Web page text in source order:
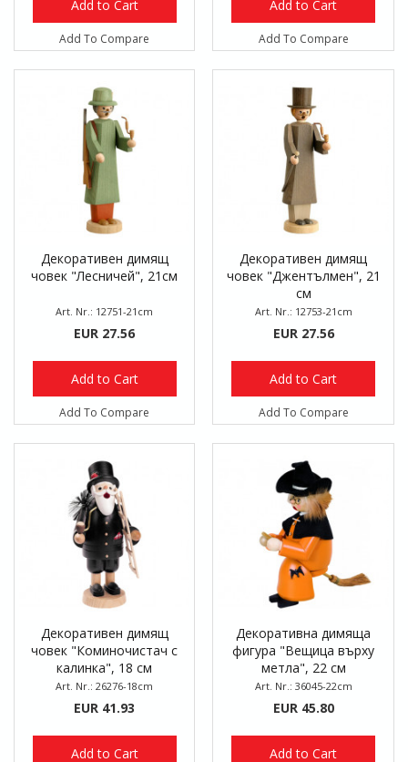
Add to Cart
Add To Compare
Add to Cart
Add To Compare
Декоративен димящ
човек "Лесничей", 21см
Art. Nr.: 12751-21cm
EUR 27.56
Add to Cart
Add To Compare
Декоративен димящ
човек "Джентълмен", 21
см
Art. Nr.: 12753-21cm
EUR 27.56
Add to Cart
Add To Compare
Декоративен димящ
човек "Коминочистач с
калинка", 18 см
Art. Nr.: 26276-18cm
EUR 41.93
Add to Cart
Декоративна димяща
фигура "Вещица върху
метла", 22 см
Art. Nr.: 36045-22cm
EUR 45.80
Add to Cart